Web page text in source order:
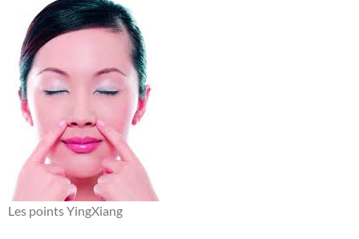
Les points YingXiang